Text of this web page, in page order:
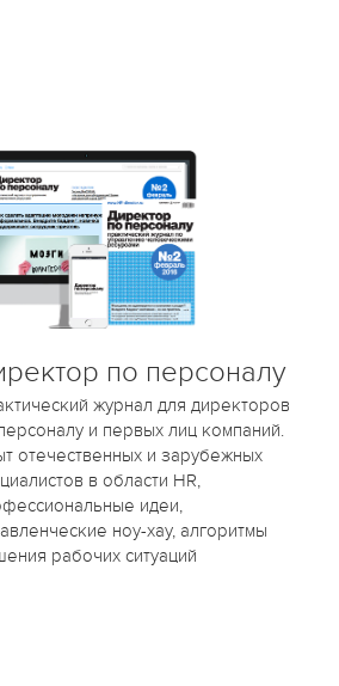
по персоналу
журнал для директоров
и первых лиц компаний.
отечественных и зарубежных
в области HR,
идеи,
ноу-хау, алгоритмы
рабочих ситуаций